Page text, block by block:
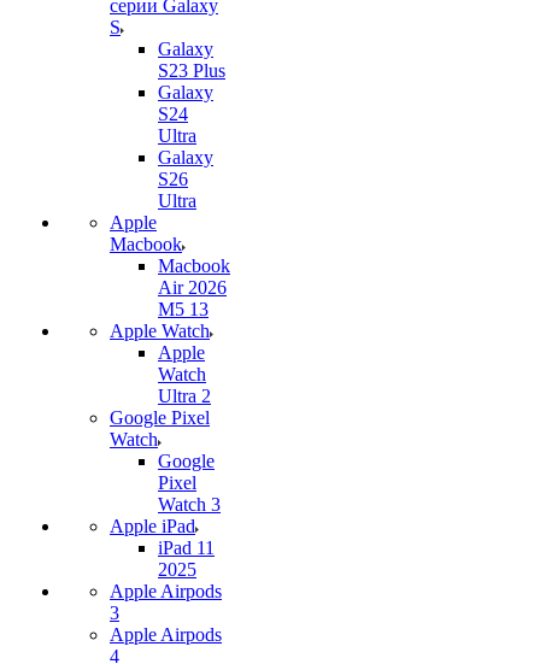
серии Galaxy
S
Galaxy
S23 Plus
Galaxy
S24
Ultra
Galaxy
S26
Ultra
Apple
Macbook
Macbook
Air 2026
M5 13
Apple Watch
Apple
Watch
Ultra 2
Google Pixel
Watch
Google
Pixel
Watch 3
Apple iPad
iPad 11
2025
Apple Airpods
3
Apple Airpods
4